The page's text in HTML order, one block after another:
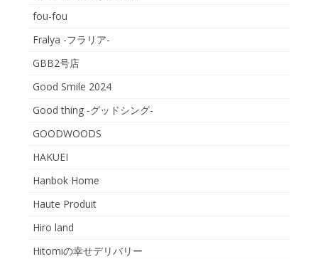
fou-fou
Fralya -フラリア-
GBB2号店
Good Smile 2024
Good thing -グッドシング-
GOODWOODS
HAKUEI
Hanbok Home
Haute Produit
Hiro land
Hitomiの幸せデリバリー